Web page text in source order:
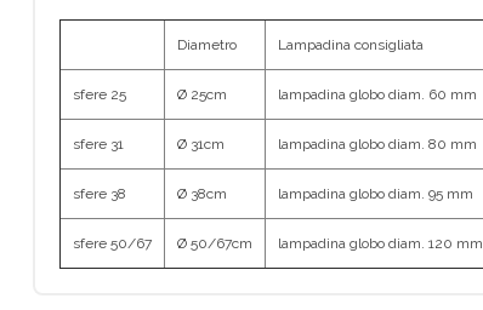
Diametro Lampadina consigliata
sfere 25 Ø 25cm lampadina globo diam. 60 mm
sfere 31 Ø 31cm lampadina globo diam. 80 mm
sfere 38 Ø 38cm lampadina globo diam. 95 mm
sfere 50/67 Ø 50/67cm lampadina globo diam. 120 mm